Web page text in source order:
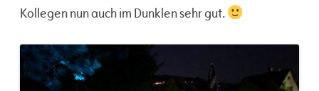
Kollegen nun auch im Dunklen sehr gut.